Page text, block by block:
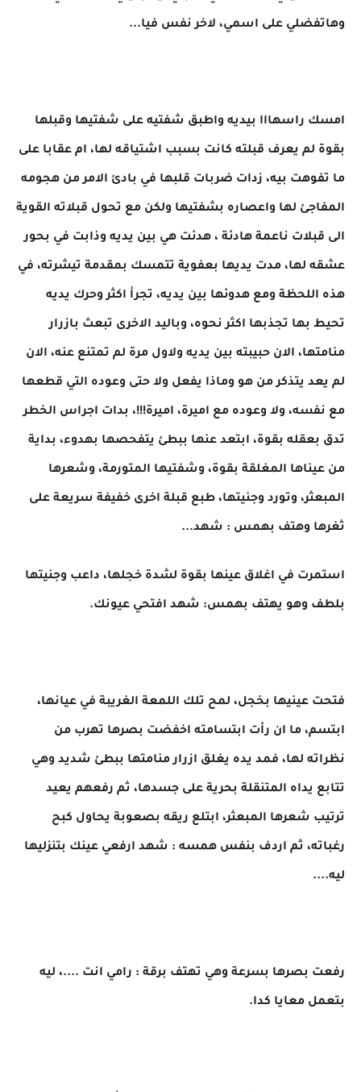
وهاتفضلي على اسمي، لاخر نفس فيا...
امسك راسهااا بيديه واطبق شفتيه على شفتيها وقبلها
بقوة لم يعرف قبلته كانت بسبب اشتياقه لها، ام عقابا على
ما تفوهت بيه، زدات ضربات قلبها في بادئ الامر من هجومه
المفاجئ لها واعصاره بشفتيها ولكن مع تحول قبلاته القوية
الى قبلات ناعمة هادئة ، هدئت هي بين يديه وذابت في بحور
عشقه لها، مدت يديها بعفوية تتمسك بمقدمة تيشرته، في
هذه اللحظة ومع هدوئها بين يديه، تجرأ اكثر وحرك يديه
تحيط بها تجذبها اكثر نحوه، وباليد الاخرى تبعث بازرار
منامتها، الان حبيبته بين يديه ولاول مرة لم تمتنع عنه، الان
لم يعد يتذكر من هو وماذا يفعل ولا حتى وعوده التي قطعها
مع نفسه، ولا وعوده مع اميرة، اميرة!!!، بدات اجراس الخطر
تدق بعقله بقوة، ابتعد عنها ببطئ يتفحصها بهدوء، بداية
من عيناها المغلقة بقوة، وشفتيها المتورمة، وشعرها
المبعثر، وتورد وجنيتها، طبع قبلة اخرى خفيفة سريعة على
ثغرها وهتف بهمس : شهد...
استمرت في اغلاق عينها بقوة لشدة خجلها، داعب وجنيتها
بلطف وهو يهتف بهمس: شهد افتحي عيونك.
فتحت عينيها بخجل، لمح تلك اللمعة الغريبة في عيانها،
ابتسم، ما ان رأت ابتسامته اخفضت بصرها تهرب من
نظراته لها، فمد يده يغلق ازرار منامتها ببطئ شديد وهي
تتابع يداه المتنقلة بحرية على جسدها، ثم رفعهم يعيد
ترتيب شعرها المبعثر، ابتلع ريقه بصعوبة يحاول كبح
رغباته، ثم اردف بنفس همسه : شهد ارفعي عينك بتنزليها
ليه....
رفعت بصرها بسرعة وهي تهتف برقة : رامي انت ....، ليه
بتعمل معايا كدا.